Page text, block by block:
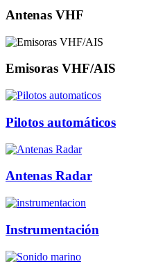
Antenas VHF
Emisoras VHF/AIS
Pilotos automáticos
Antenas Radar
Instrumentación